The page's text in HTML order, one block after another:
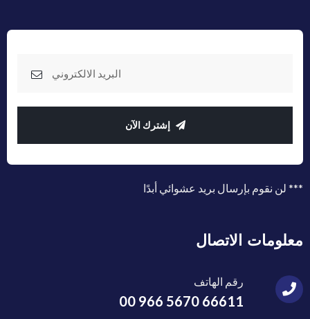
*** لن نقوم بإرسال بريد عشوائي أبدًا
معلومات الاتصال
رقم الهاتف
00 966 5670 66611